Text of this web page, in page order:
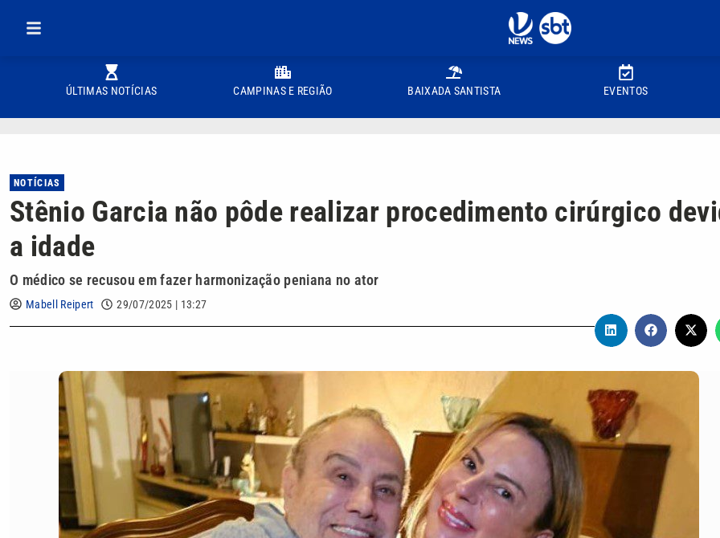
ÚLTIMAS NOTÍCIAS CAMPINAS E REGIÃO BAIXADA SANTISTA EVENTOS
NOTÍCIAS
Stênio Garcia não pôde realizar procedimento cirúrgico
a idade
O médico se recusou em fazer harmonização peniana no ator
Mabell Reipert 29/07/2025 | 13:27